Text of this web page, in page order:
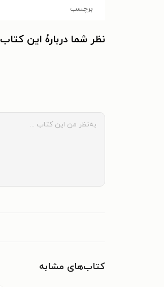
برچسب
نظر شما دربارهٔ این کتاب
کتاب‌های مشابه